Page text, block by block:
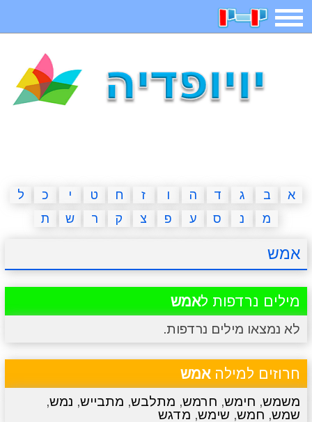
תפריט
איש תלוי מדריכים פוקימון גו מצא הבדלים
יצירה משחקי בנות אשליות חדשות
א ב ג ד ה ו ז ח ט י כ
ל
מ
נ ס ע פ צ ק ר ש ת
אמש
מילים נרדפות לאמש
לא נמצאו מילים נרדפות.
חרוזים למילהאמש
משמש, חימש, חרמש, מתלבש, מתבייש, נמש,
שמש, חמש, שימש, מדגש